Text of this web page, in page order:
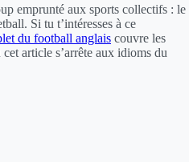
emprunté aux sports collectifs : le
Si tu t’intéresses à ce
du football anglais couvre les
article s’arrête aux idioms du